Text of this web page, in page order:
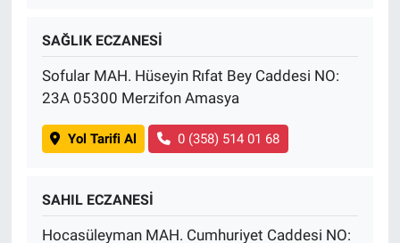
SAĞLIK ECZANESİ
Sofular MAH. Hüseyin Rıfat Bey Caddesi NO:
23A 05300 Merzifon Amasya
Yol Tarifi Al 0 (358) 514 01 68
SAHIL ECZANESİ
Hocasüleyman MAH. Cumhuriyet Caddesi NO: